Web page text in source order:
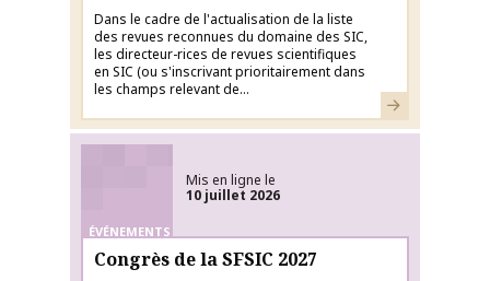
Dans le cadre de l'actualisation de la liste
des revues reconnues du domaine des SIC,
les directeur-rices de revues scientifiques
en SIC (ou s'inscrivant prioritairement dans
les champs relevant de...
En savoir plus
ÉVÉNEMENTS
Mis en ligne le
10 juillet 2026
Congrès de la SFSIC 2027